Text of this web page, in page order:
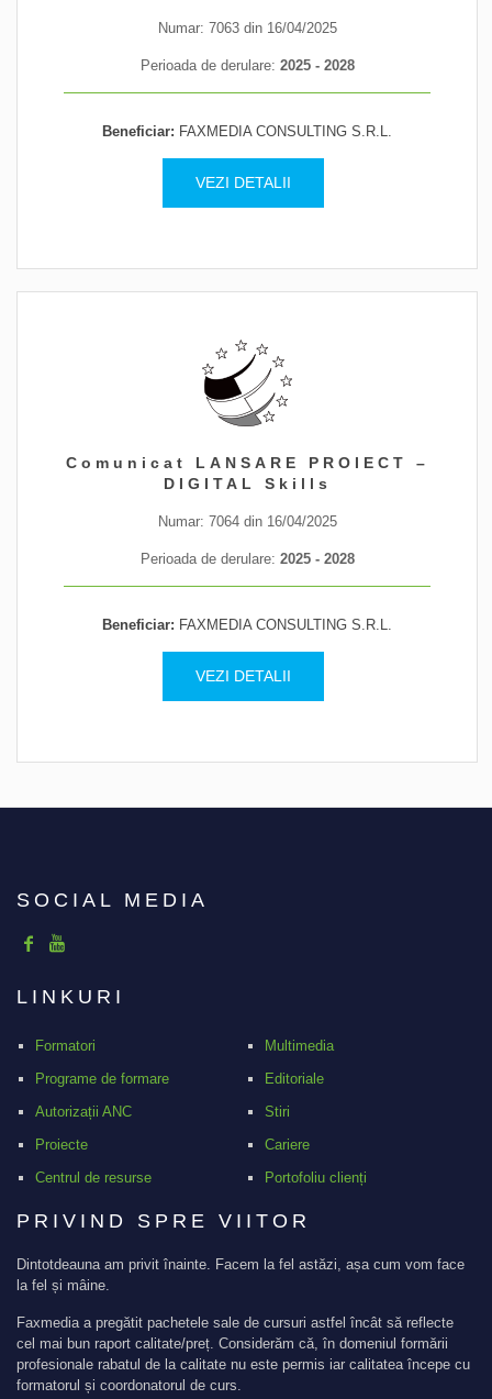
VEZI DETALII
Numar: 7063 din 16/04/2025
Perioada de derulare: 2025 - 2028
Beneficiar: FAXMEDIA CONSULTING S.R.L.
VEZI DETALII
persoane
Informare / Consiliere
4.951.999,65 lei
VEZI DETALII
Comunicat LANSARE PROIECT –
DIGITAL Skills
Numar: 7064 din 16/04/2025
Perioada de derulare: 2025 - 2028
Beneficiar: FAXMEDIA CONSULTING S.R.L.
VEZI DETALII
Valoarea proiectului
VEZI DETALII
SOCIAL MEDIA
LINKURI
Formatori
Programe de formare
Autorizații ANC
Proiecte
Centrul de resurse
Multimedia
Editoriale
Stiri
Cariere
Portofoliu clienți
PRIVIND SPRE VIITOR
Dintotdeauna am privit înainte. Facem la fel astăzi, așa cum vom face
la fel și mâine.
Faxmedia a pregătit pachetele sale de cursuri astfel încât să reflecte
cel mai bun raport calitate/preț. Considerăm că, în domeniul formării
profesionale rabatul de la calitate nu este permis iar calitatea începe cu
formatorul și coordonatorul de curs.